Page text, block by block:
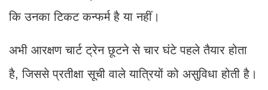
कि उनका टिकट कन्फर्म है या नहीं।
अभी आरक्षण चार्ट ट्रेन छूटने से चार घंटे पहले तैयार होता
है, जिससे प्रतीक्षा सूची वाले यात्रियों को असुविधा होती है।